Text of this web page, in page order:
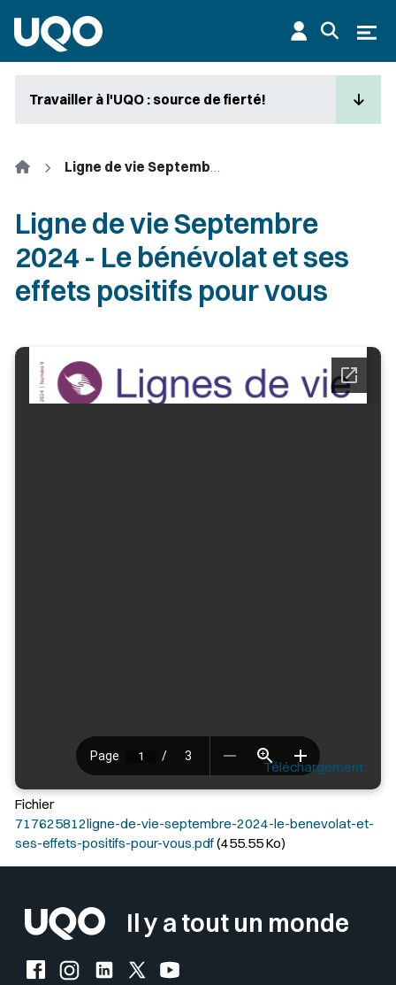
Travailler à l'UQO : source de fierté!
Accueil Ligne de vie Septembre 2024 - Le bénévolat et ses effets positifs pour vous
Ligne de vie Septembre
2024 - Le bénévolat et ses
effets positifs pour vous
Téléchargement
Fichier
717625812ligne-de-vie-septembre-2024-le-benevolat-et-
ses-effets-positifs-pour-vous.pdf(455.55 Ko)
Il y a tout un monde
Facebook de l'UQO
Instagram de l'UQO
LinkedIn de l'UQO
X (Twitter) de l'UQO
YouTube de l'UQO